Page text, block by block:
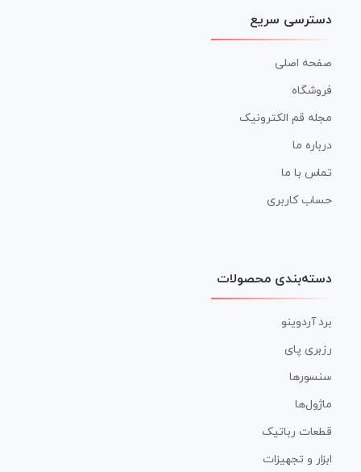
دسترسی سریع
صفحه اصلی
فروشگاه
مجله قم الکترونیک
درباره ما
تماس با ما
حساب کاربری
دسته‌بندی محصولات
برد آردوینو
رزبری پای
سنسورها
ماژول‌ها
قطعات رباتیک
ابزار و تجهیزات